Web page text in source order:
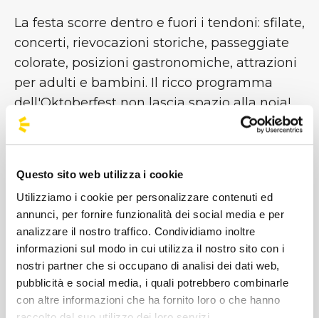
Questo sito web utilizza i cookie
Utilizziamo i cookie per personalizzare contenuti ed
annunci, per fornire funzionalità dei social media e per
analizzare il nostro traffico. Condividiamo inoltre
informazioni sul modo in cui utilizza il nostro sito con i
nostri partner che si occupano di analisi dei dati web,
pubblicità e social media, i quali potrebbero combinarle
con altre informazioni che ha fornito loro o che hanno
La festa scorre dentro e fuori i tendoni: sfilate,
concerti, rievocazioni storiche, passeggiate
colorate, posizioni gastronomiche, attrazioni
per adulti e bambini. Il ricco programma
dell'Oktoberfest non lascia spazio alla noia!
Quest'anno non perdere il Bierfest più
grande del mondo, vieni con noi di
#BusForFun #Oktoberfest #WeLoveBeer